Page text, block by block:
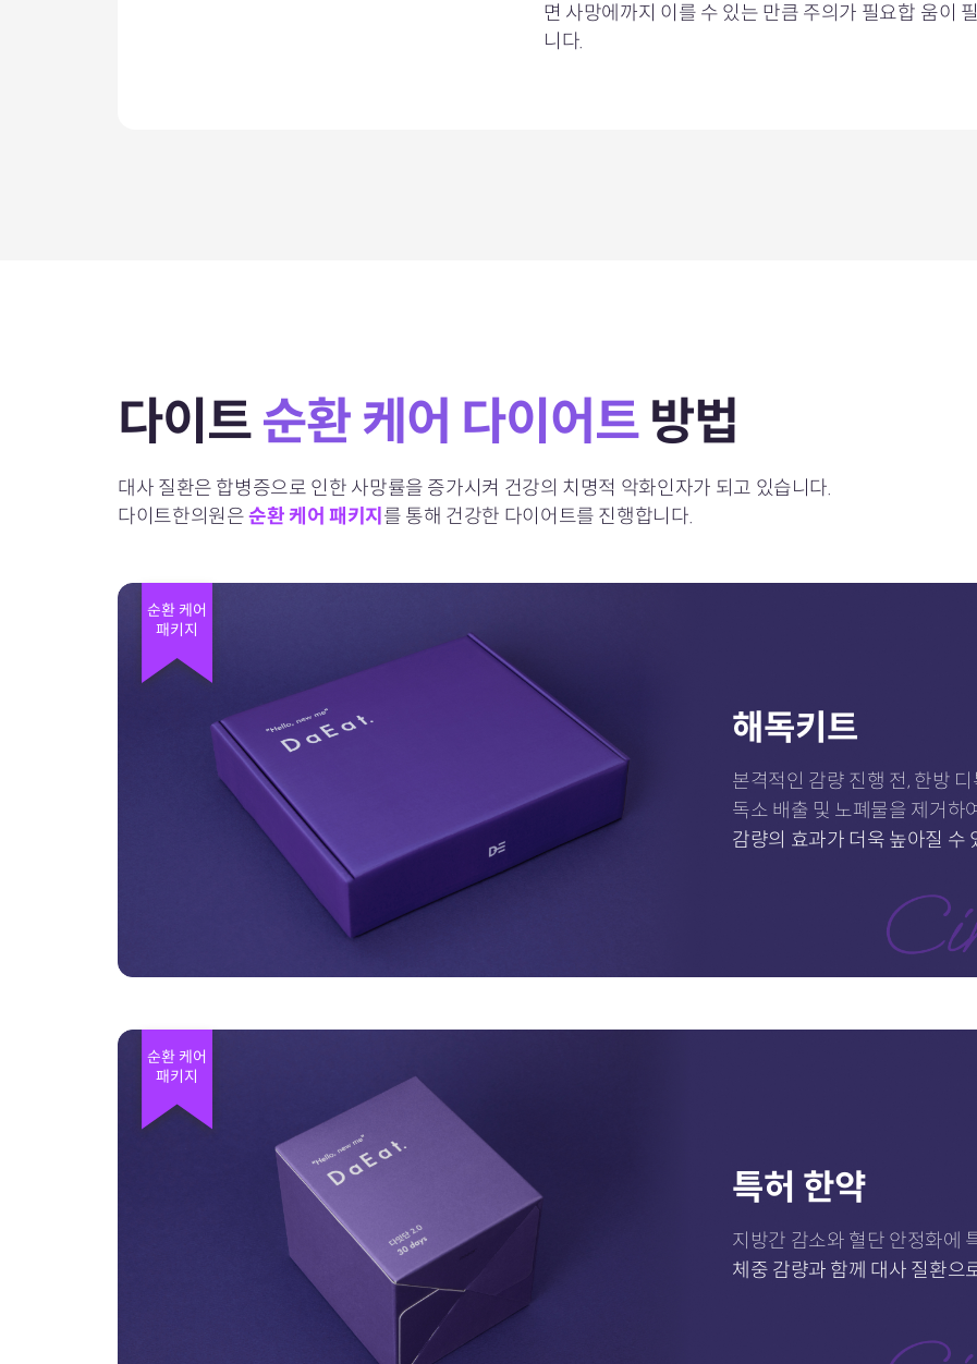
면 사망에까지 이를 수 있는 만큼 주의가 필요합
니다.
움이
다이트순환 케어 다이어트방법
대사 질환은 합병증으로 인한 사망률을 증가시켜 건강의 치명적 악화인자가 되고 있습니다.
다이트한의원은순환 케어 패키지 를 통해 건강한 다이어트를 진행합니다.
순환 케어
패키지
해독키트
본격적인 감량 진행 전, 한방
독소 배출 및 노폐물을 제거하
감량의 효과가 더욱 높아질 수
순환 케어
패키지
특허 한약
지방간 감소와 혈단 안정화에
체중 감량과 함께 대사 질환으